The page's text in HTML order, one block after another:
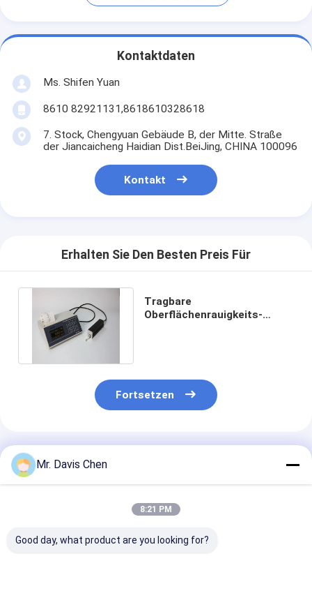
Kontaktdaten
Ms. Shifen Yuan
8610 82921131,8618610328618
7. Stock, Chengyuan Gebäude B, der Mitte. Straße
der Jiancaicheng Haidian Dist.BeiJing, CHINA 100096
Kontakt
Erhalten Sie Den Besten Preis Für
Tragbare
Oberflächenrauigkeits-
Fortsetzen
Empfohlene Produkte
Mr. Davis Chen
8:21 PM
Good day, what product are you looking for?